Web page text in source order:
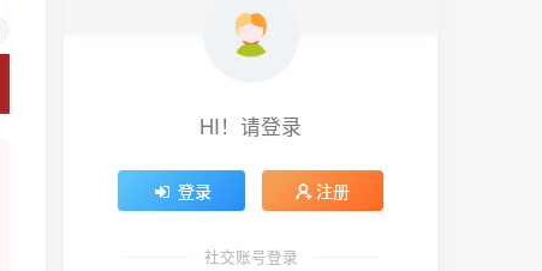
HI！请登录
登录 注册
社交账号登录